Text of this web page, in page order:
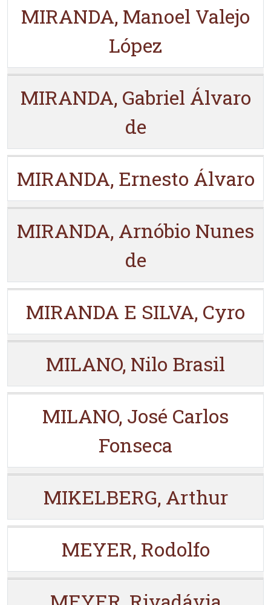
MIRANDA, Manoel Valejo
López
MIRANDA, Gabriel Álvaro
de
MIRANDA, Ernesto Álvaro
MIRANDA, Arnóbio Nunes
de
MIRANDA E SILVA, Cyro
MILANO, Nilo Brasil
MILANO, José Carlos
Fonseca
MIKELBERG, Arthur
MEYER, Rodolfo